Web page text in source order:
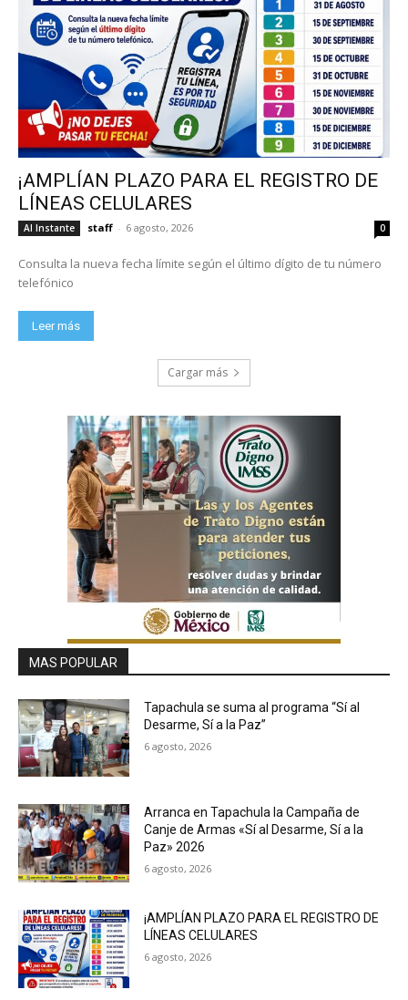
¡AMPLÍAN PLAZO PARA EL REGISTRO DE
LÍNEAS CELULARES
Al Instante staff - 6 agosto, 2026 0
Consulta la nueva fecha límite según el último dígito de tu número
telefónico
Leer más
Cargar más
MAS POPULAR
Tapachula se suma al programa “Sí al
Desarme, Sí a la Paz”
6 agosto, 2026
Arranca en Tapachula la Campaña de
Canje de Armas «Sí al Desarme, Sí a la
Paz» 2026
6 agosto, 2026
¡AMPLÍAN PLAZO PARA EL REGISTRO DE
LÍNEAS CELULARES
6 agosto, 2026